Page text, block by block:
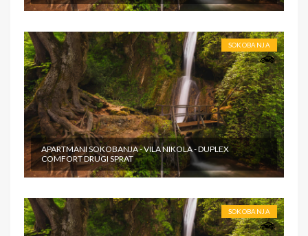
SOKOBANJA
APARTMANI SOKOBANJA - VILA NIKOLA - DUPLEX
COMFORT DRUGI SPRAT
SOKOBANJA